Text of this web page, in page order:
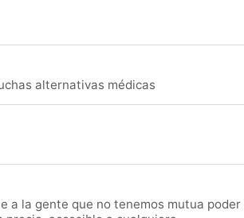
alternativas médicas
a la gente que no tenemos mutua